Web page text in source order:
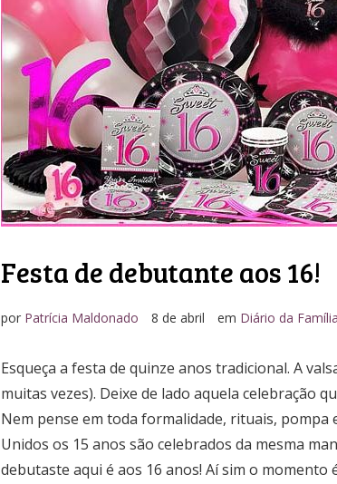
Festa de debutante aos 16!
por Patrícia Maldonado 8 de abril em Diário da Família
Esqueça a festa de quinze anos tradicional. A
muitas vezes). Deixe de lado aquela celebração
Nem pense em toda formalidade, rituais, pompa
Unidos os 15 anos são celebrados da mesma
debutaste aqui é aos 16 anos! Aí sim o momento